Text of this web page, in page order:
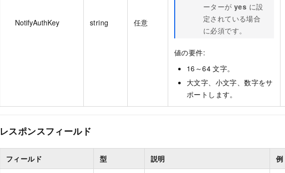
NotifyAuthKey string 任意
ーターが yes に設
定されている場合
に必須です。
値の要件:
16～64 文字。
大文字、小文字、数字をサ
ポートします。
レスポンスフィールド
フィールド 型 説明 例